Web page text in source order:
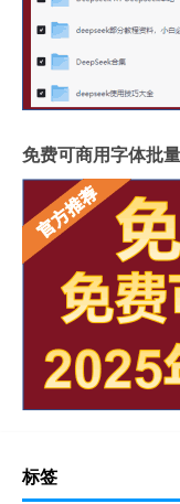
免费可商用字体批
标签